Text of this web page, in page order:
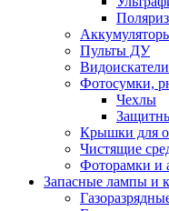
Пульты ДУ
Видоискатели
Фотосумки,
Чехлы
Крышки для
Чистящие
Фоторамки и
Запасные лампы и